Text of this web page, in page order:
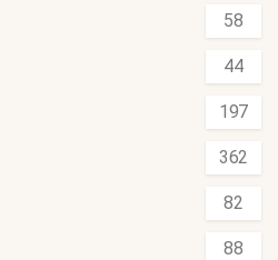
58
44
197
362
82
88